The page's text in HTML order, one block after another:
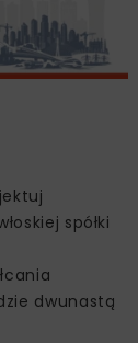
spółki
dwunastą